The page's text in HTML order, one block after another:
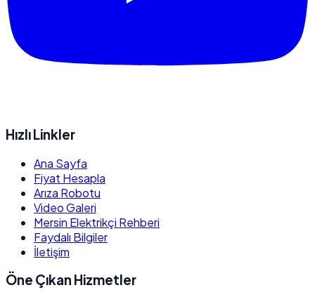
Hızlı Linkler
Ana Sayfa
Fiyat Hesapla
Arıza Robotu
Video Galeri
Mersin Elektrikçi Rehberi
Faydalı Bilgiler
İletişim
Öne Çıkan Hizmetler